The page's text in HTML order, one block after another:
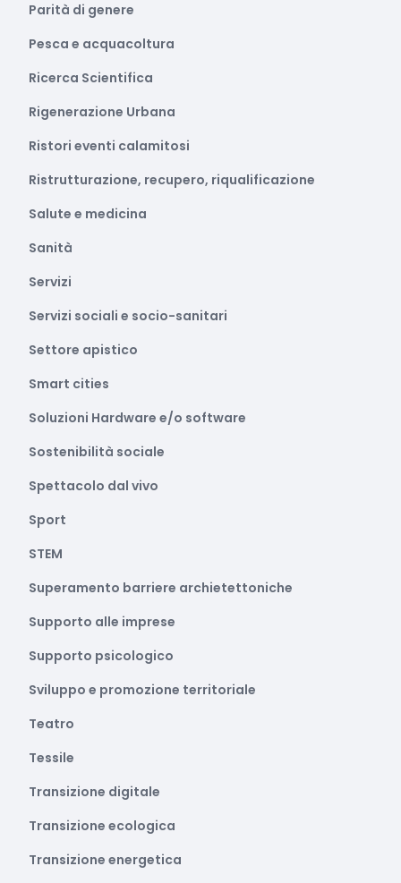
Parità di genere
Pesca e acquacoltura
Ricerca Scientifica
Rigenerazione Urbana
Ristori eventi calamitosi
Ristrutturazione, recupero, riqualificazione
Salute e medicina
Sanità
Servizi
Servizi sociali e socio-sanitari
Settore apistico
Smart cities
Soluzioni Hardware e/o software
Sostenibilità sociale
Spettacolo dal vivo
Sport
STEM
Superamento barriere archietettoniche
Supporto alle imprese
Supporto psicologico
Sviluppo e promozione territoriale
Teatro
Tessile
Transizione digitale
Transizione ecologica
Transizione energetica